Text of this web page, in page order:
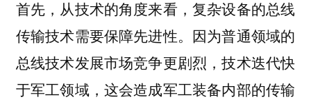
首先，从技术的角度来看，复杂设备的总线
传输技术需要保障先进性。因为普通领域的
总线技术发展市场竞争更剧烈，技术迭代快
于军工领域，这会造成军工装备内部的传输